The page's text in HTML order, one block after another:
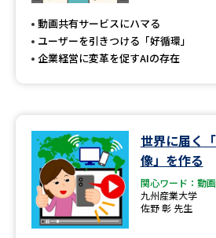
大学で学べる内容や特徴を調べる
データサイエンス特集 奨学
デジタルパンフレット 進路
新学年スタート号特集ページ
（高3生用）
新学
動画共有サービスにハマる
ユーザーを引きつける「好循環」
企業経営に変革を促すAIの存在
世界に届く
像」を作る
関心ワード：動
九州産業大学
佐野 彰 先生